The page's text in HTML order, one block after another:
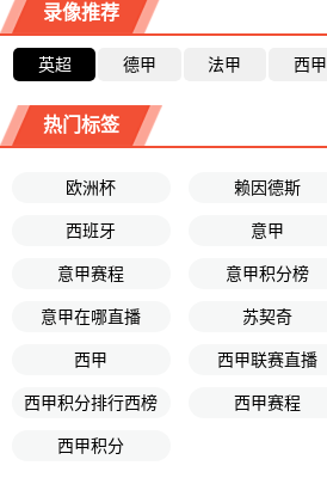
录像推荐
英超 德甲 法甲 西甲
热门标签
欧洲杯 赖因德斯
西班牙 意甲
意甲赛程 意甲积分榜
意甲在哪直播 苏契奇
西甲 西甲联赛直播
西甲积分排行西榜 西甲赛程
西甲积分